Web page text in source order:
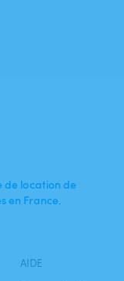
de location de
en France.
AIDE